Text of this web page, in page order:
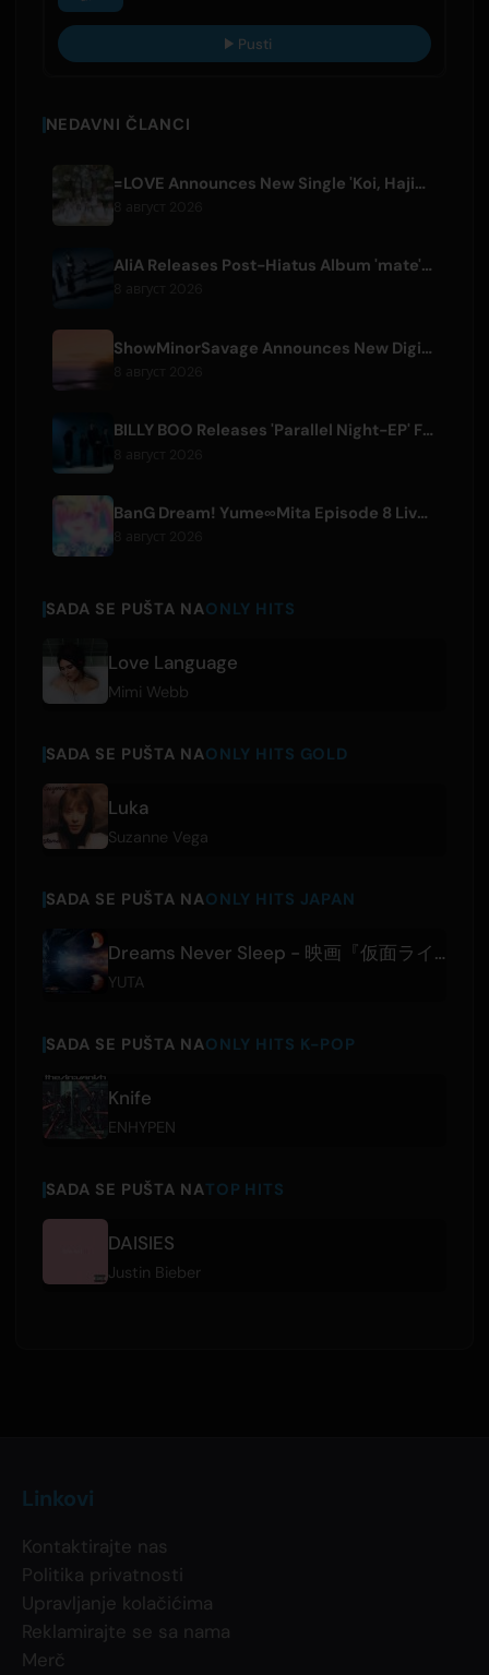
Pusti
NEDAVNI ČLANCI
=LOVE Announces New Single 'Koi, Hajimemashita.' and Tokyo Dome Concerts
AliA Releases Post-Hiatus Album 'mate', Announces Tokyo Live
ShowMinorSavage Announces New Digital Single 'Gradation'
BILLY BOO Releases 'Parallel Night-EP' Featuring TV Drama Theme Song
BanG Dream! Yume∞Mita Episode 8 Live Clip Released
SADA SE PUŠTA NAONLY HITS
Love Language
Mimi Webb
SADA SE PUŠTA NAONLY HITS GOLD
Luka
Suzanne Vega
SADA SE PUŠTA NAONLY HITS JAPAN
Dreams Never Sleep - 映画『仮面ライダーゼッツ さよならのミッション』主題歌
YUTA
SADA SE PUŠTA NAONLY HITS K-POP
Knife
ENHYPEN
SADA SE PUŠTA NATOP HITS
DAISIES
Justin Bieber
Linkovi
Kontaktirajte nas
Politika privatnosti
Upravljanje kolačićima
Reklamirajte se sa nama
Merč